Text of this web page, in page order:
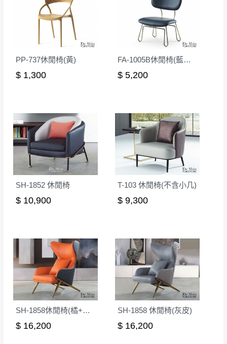
予保留(訂單自動取消)。
無回收家具服務，若需回收家具可聯絡當地請清
潔隊回收,免付費清運專線：0800-085-717。
PP-737休閒椅(黃)
$ 1,300
FA-1005B休閒椅(藍黑皮)
$ 5,200
SH-1852 休閒椅
$ 10,900
T-103 休閒椅(不含小几)
$ 9,300
SH-1858休閒椅(橘+灰皮)
$ 16,200
SH-1858 休閒椅(灰皮)
$ 16,200